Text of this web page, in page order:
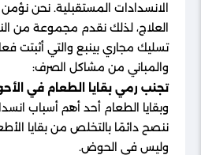
الانسدادات المستقبلية. نحن
العلاج، لذلك نقدم مجموعة من
تسليك مجاري بينبع والتي أثبتت
والمباني من مشاكل الصرف:
تجنب رمي بقايا الطعام في
وبقايا الطعام أحد أهم أسباب
ننصح دائمًا بالتخلص من بقايا
وليس في الحوض.